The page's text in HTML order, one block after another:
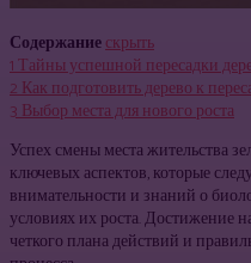
Содержаниескрыть
1Тайны успешной пересадки
2Как подготовить дерево к
3Выбор места для нового роста
Успех смены места жительства
ключевых аспектов, которые
внимательности и знаний о
условиях их роста. Достижение
четкого плана действий и